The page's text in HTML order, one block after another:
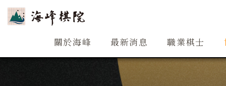
關於海峰 最新消息 職業棋士
關於海峰